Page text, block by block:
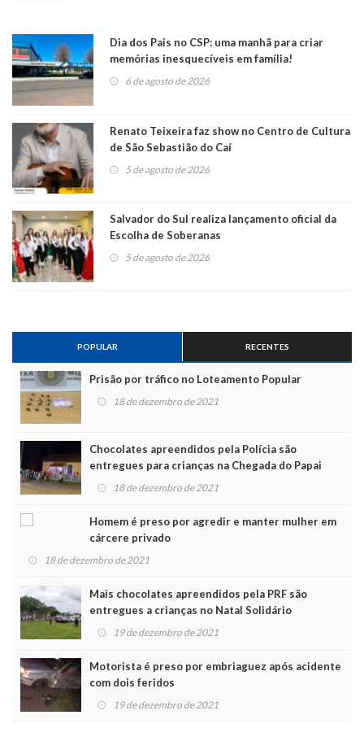
Dia dos Pais no CSP: uma manhã para criar
memórias inesquecíveis em família!
6 de agosto de 2026
Renato Teixeira faz show no Centro de Cultura
de São Sebastião do Caí
5 de agosto de 2026
Salvador do Sul realiza lançamento oficial da
Escolha de Soberanas
5 de agosto de 2026
POPULAR RECENTES
Prisão por tráfico no Loteamento Popular
18 de dezembro de 2021
Chocolates apreendidos pela Polícia são
entregues para crianças na Chegada do Papai
Noel 18 de dezembro de 2021
Homem é preso por agredir e manter mulher em
cárcere privado
18 de dezembro de 2021
Mais chocolates apreendidos pela PRF são
entregues a crianças no Natal Solidário
19 de dezembro de 2021
Motorista é preso por embriaguez após acidente
com dois feridos
19 de dezembro de 2021